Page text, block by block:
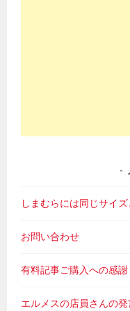
しまむらには同じサイ
お問い合わせ
有料記事ご購入への感謝
エルメスの店員さんの